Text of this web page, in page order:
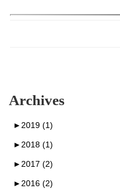
Archives
► 2019 (1)
► 2018 (1)
► 2017 (2)
► 2016 (2)